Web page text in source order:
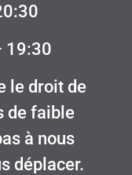
19:30
le droit de
de faible
à nous
déplacer.